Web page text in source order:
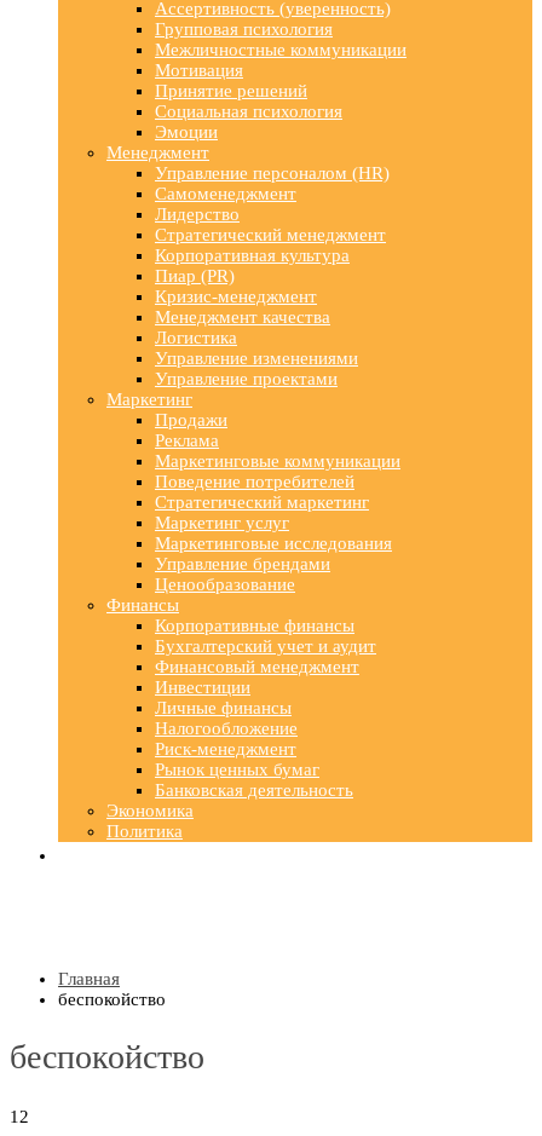
Ассертивность (уверенность)
Групповая психология
Межличностные коммуникации
Мотивация
Принятие решений
Социальная психология
Эмоции
Менеджмент
Управление персоналом (HR)
Самоменеджмент
Лидерство
Стратегический менеджмент
Корпоративная культура
Пиар (PR)
Кризис-менеджмент
Менеджмент качества
Логистика
Управление изменениями
Управление проектами
Маркетинг
Продажи
Реклама
Маркетинговые коммуникации
Поведение потребителей
Стратегический маркетинг
Маркетинг услуг
Маркетинговые исследования
Управление брендами
Ценообразование
Финансы
Корпоративные финансы
Бухгалтерский учет и аудит
Финансовый менеджмент
Инвестиции
Личные финансы
Налогообложение
Риск-менеджмент
Рынок ценных бумаг
Банковская деятельность
Экономика
Политика
Главная
беспокойство
беспокойство
12